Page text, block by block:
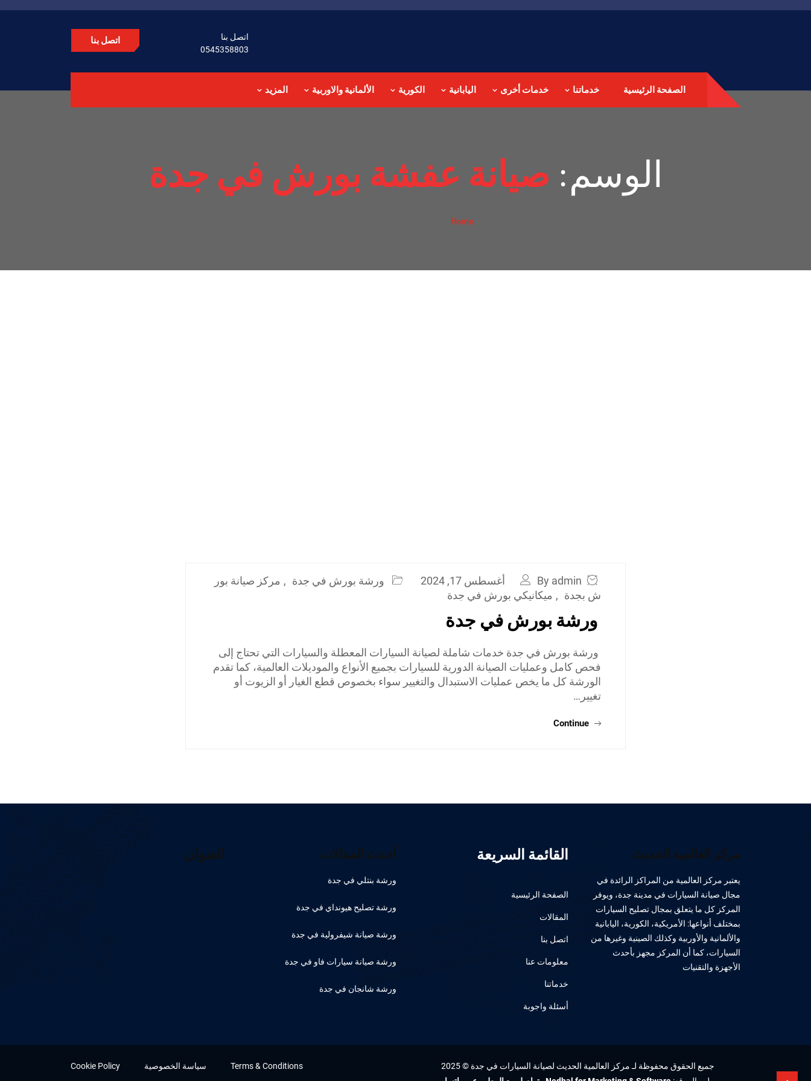
اتصل بنا
0545358803
اتصل بنا
الصفحة الرئيسية خدماتنا خدمات أخرى اليابانية الكورية الألمانية والاوربية المزيد
الوسم: صيانة عفشة بورش في جدة
Home
By admin أغسطس 17, 2024 ورشة بورش في جدة , مركز صيانة بور
ش بجدة , ميكانيكي بورش في جدة
ورشة بورش في جدة
ورشة بورش في جدة خدمات شاملة لصيانة السيارات المعطلة والسيارات التي تحتاج إلى
فحص كامل وعمليات الصيانة الدورية للسيارات بجميع الأنواع والموديلات العالمية، كما تقدم
الورشة كل ما يخص عمليات الاستبدال والتغيير سواء بخصوص قطع الغيار أو الزيوت أو
تغيير…
Continue
مركز العالمية الحديث
يعتبر مركز العالمية من المراكز الرائدة في
مجال صيانة السيارات في مدينة جدة، ويوفر
المركز كل ما يتعلق بمجال تصليح السيارات
بمختلف أنواعها: الأمريكية، الكورية، اليابانية
والألمانية والأوربية وكذلك الصينية وغيرها من
السيارات، كما أن المركز مجهز بأحدث
الأجهزة والتقنيات
القائمة السريعة
الصفحة الرئيسية
المقالات
اتصل بنا
معلومات عنا
خدماتنا
أسئلة واجوبة
أحدث المقالات
ورشة بنتلي في جدة
ورشة تصليح هيونداي في جدة
ورشة صيانة شيفرولية في جدة
ورشة صيانة سيارات فاو في جدة
ورشة شانجان في جدة
العنوان
جميع الحقوق محفوظة لـ مركز العالمية الحديث لصيانة السيارات في جدة © 2025
Terms & Conditions سياسة الخصوصية Cookie Policy